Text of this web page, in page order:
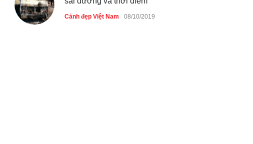
Cảnh đẹp Việt Nam 08/10/2019